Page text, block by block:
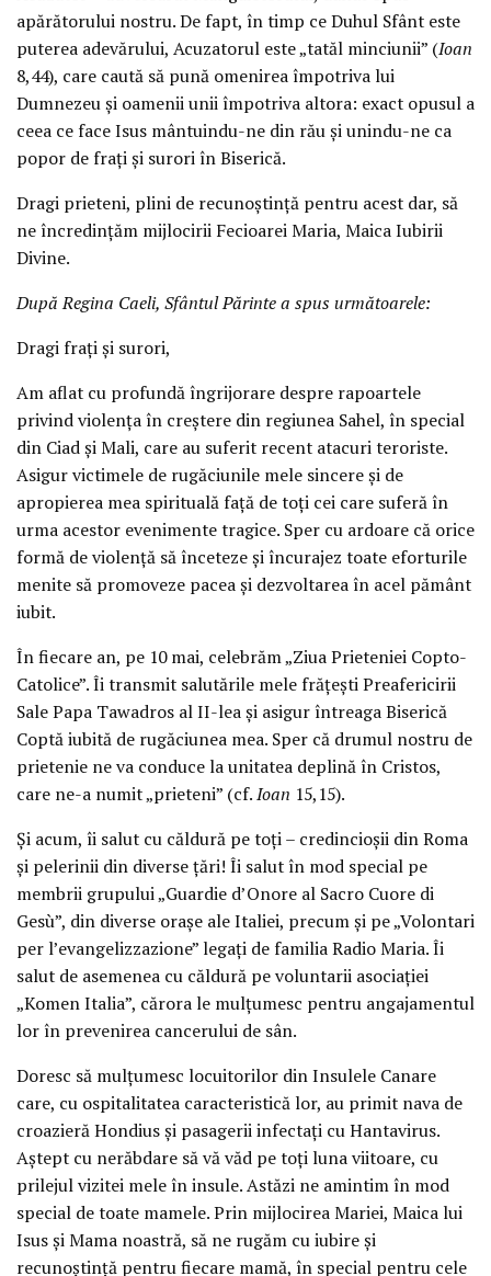
apărătorului nostru. De fapt, în timp ce Duhul Sfânt este
puterea adevărului, Acuzatorul este „tatăl minciunii” (Ioan
8,44), care caută să pună omenirea împotriva lui
Dumnezeu și oamenii unii împotriva altora: exact opusul a
ceea ce face Isus mântuindu-ne din rău și unindu-ne ca
popor de frați și surori în Biserică.
Dragi prieteni, plini de recunoștință pentru acest dar, să
ne încredințăm mijlocirii Fecioarei Maria, Maica Iubirii
Divine.
După Regina Caeli, Sfântul Părinte a spus următoarele:
Dragi frați și surori,
Am aflat cu profundă îngrijorare despre rapoartele
privind violența în creștere din regiunea Sahel, în special
din Ciad și Mali, care au suferit recent atacuri teroriste.
Asigur victimele de rugăciunile mele sincere și de
apropierea mea spirituală față de toți cei care suferă în
urma acestor evenimente tragice. Sper cu ardoare că orice
formă de violență să înceteze și încurajez toate eforturile
menite să promoveze pacea și dezvoltarea în acel pământ
iubit.
În fiecare an, pe 10 mai, celebrăm „Ziua Prieteniei Copto-
Catolice”. Îi transmit salutările mele frățești Preafericirii
Sale Papa Tawadros al II-lea și asigur întreaga Biserică
Coptă iubită de rugăciunea mea. Sper că drumul nostru de
prietenie ne va conduce la unitatea deplină în Cristos,
care ne-a numit „prieteni” (cf.Ioan 15,15).
Și acum, îi salut cu căldură pe toți – credincioșii din Roma
și pelerinii din diverse țări! Îi salut în mod special pe
membrii grupului „Guardie d’Onore al Sacro Cuore di
Gesù”, din diverse orașe ale Italiei, precum și pe „Volontari
per l’evangelizzazione” legați de familia Radio Maria. Îi
salut de asemenea cu căldură pe voluntarii asociației
„Komen Italia”, cărora le mulțumesc pentru angajamentul
lor în prevenirea cancerului de sân.
Doresc să mulțumesc locuitorilor din Insulele Canare
care, cu ospitalitatea caracteristică lor, au primit nava de
croazieră Hondius și pasagerii infectați cu Hantavirus.
Aștept cu nerăbdare să vă văd pe toți luna viitoare, cu
prilejul vizitei mele în insule. Astăzi ne amintim în mod
special de toate mamele. Prin mijlocirea Mariei, Maica lui
Isus și Mama noastră, să ne rugăm cu iubire și
recunoștință pentru fiecare mamă, în special pentru cele